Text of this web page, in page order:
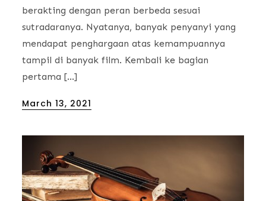
berakting dengan peran berbeda sesuai
sutradaranya. Nyatanya, banyak penyanyi yang
mendapat penghargaan atas kemampuannya
tampil di banyak film. Kembali ke bagian
pertama […]
Posted
March 13, 2021